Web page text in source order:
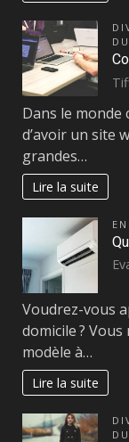
Dans le
d’avoir un site
grandes…
Lire la suite
Voudrez-vous
domicile ?
modèle à…
Lire la suite